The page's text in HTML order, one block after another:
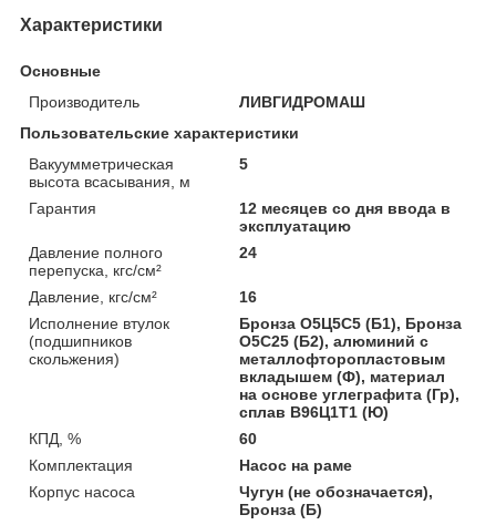
Характеристики
Основные
Производитель
ЛИВГИДРОМАШ
Пользовательские характеристики
Вакуумметрическая
высота всасывания, м
5
Гарантия
12 месяцев со дня ввода в
эксплуатацию
Давление полного
перепуска, кгс/см²
24
Давление, кгс/см²
16
Исполнение втулок
(подшипников
скольжения)
Бронза О5Ц5С5 (Б1), Бронза
О5С25 (Б2), алюминий с
металлофторопластовым
вкладышем (Ф), материал
на основе углеграфита (Гр),
сплав B96Ц1Т1 (Ю)
КПД, %
60
Комплектация
Насос на раме
Корпус насоса
Чугун (не обозначается),
Бронза (Б)